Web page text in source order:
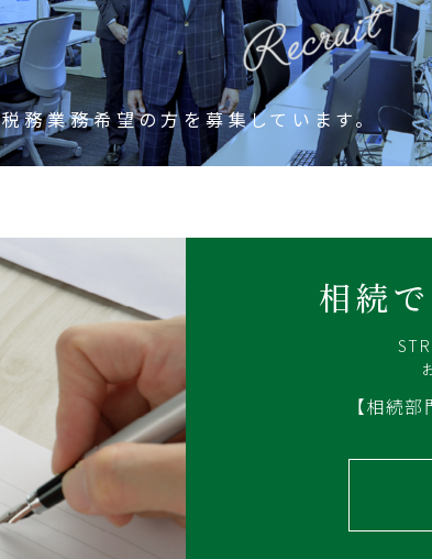
税務業務希望の方を募集しています。
相続
【相続